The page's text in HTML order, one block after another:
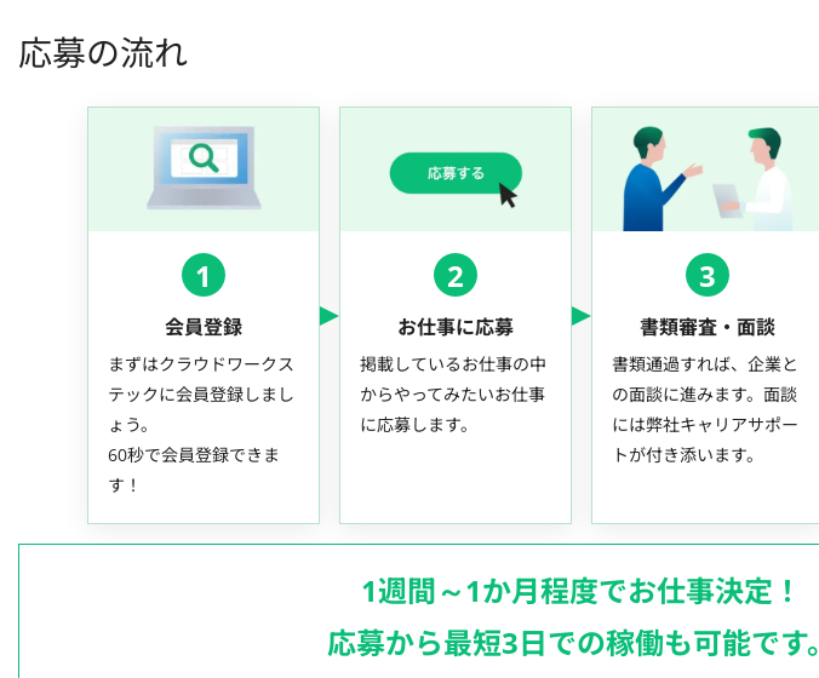
応募の流れ
1
会員登録
まずはクラウドワークス
テックに会員登録しまし
ょう。
60秒で会員登録できま
す！
2
お仕事に応募
掲載しているお仕事の中
からやってみたいお仕事
に応募します。
3
書類審査・面談
書類通過すれば、企業と
の面談に進みます。面談
には弊社キャリアサポー
トが付き添います。
1週間～1か月程度でお仕事決定！
応募から最短3日での稼働も可能です。